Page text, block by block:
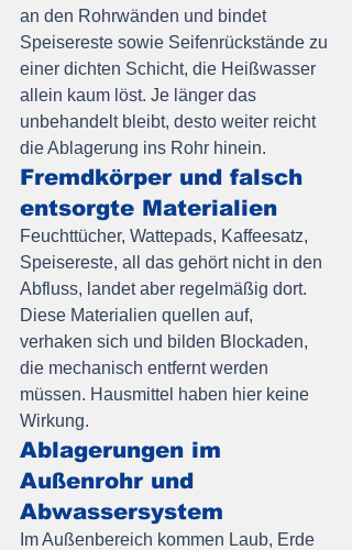
an den Rohrwänden und bindet
Speisereste sowie Seifenrückstände zu
einer dichten Schicht, die Heißwasser
allein kaum löst. Je länger das
unbehandelt bleibt, desto weiter reicht
die Ablagerung ins Rohr hinein.
Fremdkörper und falsch
entsorgte Materialien
Feuchttücher, Wattepads, Kaffeesatz,
Speisereste, all das gehört nicht in den
Abfluss, landet aber regelmäßig dort.
Diese Materialien quellen auf,
verhaken sich und bilden Blockaden,
die mechanisch entfernt werden
müssen. Hausmittel haben hier keine
Wirkung.
Ablagerungen im
Außenrohr und
Abwassersystem
Im Außenbereich kommen Laub, Erde